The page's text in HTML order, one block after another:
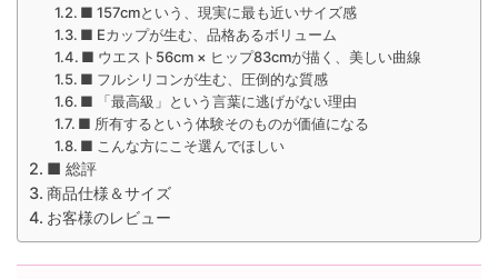
■ 157cmという、現実に最も近いサイズ感
■ Eカップが生む、品格あるボリューム
■ ウエスト56cm × ヒップ83cmが描く、美しい曲線
■ フルシリコンが生む、圧倒的な質感
■ 「最高級」という言葉に逃げがない理由
■ 所有するという体験そのものが価値になる
■ こんな方にこそ選んでほしい
■ 総評
商品仕様＆サイズ
お客様のレビュー